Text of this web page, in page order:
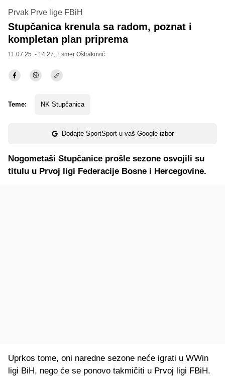
Prvak Prve lige FBiH
Stupčanica krenula sa radom, poznat i
kompletan plan priprema
11.07.25. - 14:27, Esmer Oštraković
Teme: NK Stupčanica
Dodajte SportSport u vaš Google izbor
Nogometaši Stupčanice prošle sezone osvojili su
titulu u Prvoj ligi Federacije Bosne i Hercegovine.
Uprkos tome, oni naredne sezone neće igrati u WWin
ligi BiH, nego će se ponovo takmičiti u Prvoj ligi FBiH.